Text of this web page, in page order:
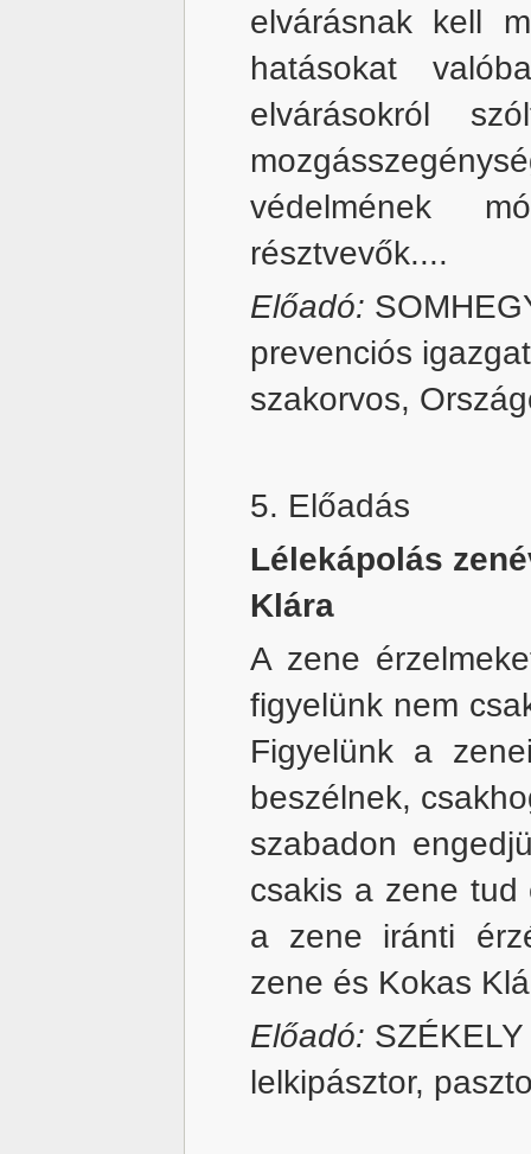
elvárásnak kell
hatásokat
elvárásokról
védelmének
résztvevők....
Előadó:
prevenciós
szakorvos,
5. Előadás
Lélekápolás
Klára
A zene
figyelünk nem
Figyelünk a
beszélnek,
szabadon
csakis a zene tud
a zene iránti
zene és Kokas
Előadó:
lelkipásztor,